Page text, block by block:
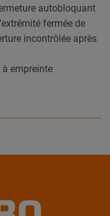
autobloquant
fermée de
incontrôlée après
empreinte